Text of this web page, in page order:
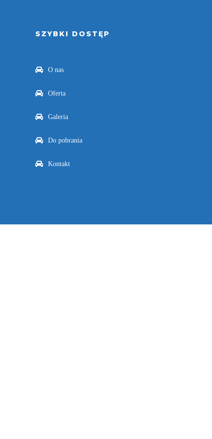
SZYBKI DOSTĘP
O nas
Oferta
Galeria
Do pobrania
Kontakt